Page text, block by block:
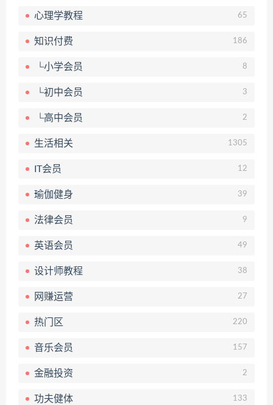
心理学教程 65
知识付费 186
└小学会员 8
└初中会员 3
└高中会员 2
生活相关 1305
IT会员 12
瑜伽健身 39
法律会员 9
英语会员 49
设计师教程 38
网赚运营 27
热门区 220
音乐会员 157
金融投资 2
功夫健体 133